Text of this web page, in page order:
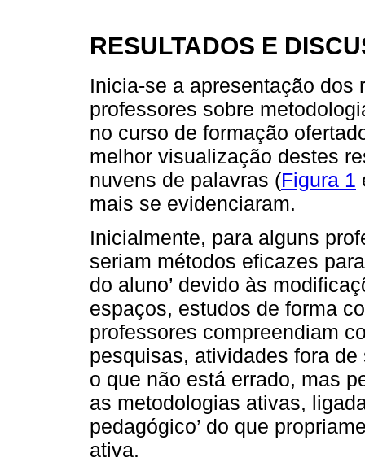
RESULTADOS E
Inicia-se a apresentação dos
professores sobre
no curso de formação
melhor visualização destes
nuvens de palavras (Figura 1
mais se evidenciaram.
Inicialmente, para alguns
seriam métodos eficazes
do aluno’ devido às
espaços, estudos de forma
professores compreendiam
pesquisas, atividades fora
o que não está errado, mas
as metodologias ativas,
pedagógico’ do que
ativa.